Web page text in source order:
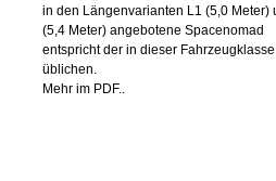
in den Längenvarianten L1 (5,0 Meter)
(5,4 Meter) angebotene Spacenomad
entspricht der in dieser Fahrzeugklasse
üblichen.
Mehr im PDF..